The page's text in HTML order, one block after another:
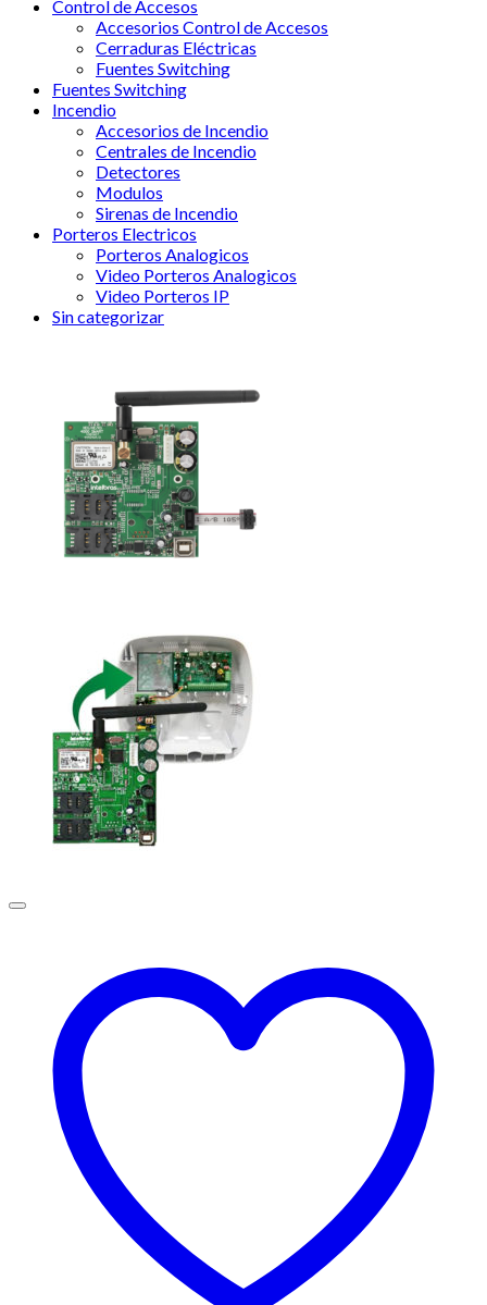
Control de Accesos
Accesorios Control de Accesos
Cerraduras Eléctricas
Fuentes Switching
Fuentes Switching
Incendio
Accesorios de Incendio
Centrales de Incendio
Detectores
Modulos
Sirenas de Incendio
Porteros Electricos
Porteros Analogicos
Video Porteros Analogicos
Video Porteros IP
Sin categorizar